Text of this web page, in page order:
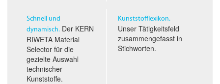
Schnell und
dynamisch.Der KERN
RIWETA Material
Selector für die
gezielte Auswahl
technischer
Kunststoffe.
Kunststofflexikon.
Unser Tätigkeitsfeld
zusammengefasst in
Stichworten.